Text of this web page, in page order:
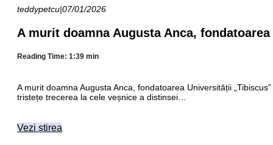
teddypetcu|07/01/2026
A murit doamna Augusta Anca,
Reading Time: 1:39 min
A murit doamna Augusta Anca, fondatoarea Universității
tristețe trecerea la cele veșnice a distinsei…
Vezi știrea